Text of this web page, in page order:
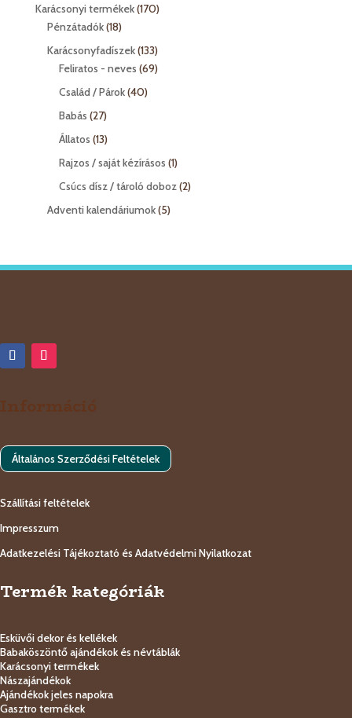
Karácsonyi termékek 170170
Pénzátadók 1818
termék
Karácsonyfadíszek 133133
termék
Feliratos - neves 6969
Család / Párok 4040
Babás 2727
termék
Állatos 1313
termék
Rajzos / saját kézírásos 11
termék
Csúcs dísz / tároló doboz 22
Adventi kalendáriumok 55
Információ
Általános Szerződési Feltételek
Szállítási feltételek
Impresszum
Adatkezelési Tájékoztató és Adatvédelmi Nyilatkozat
Termék kategóriák
Esküvői dekor és kellékek
Babaköszöntő ajándékok és névtáblák
Karácsonyi termékek
Nászajándékok
Ajándékok jeles napokra
Gasztro termékek